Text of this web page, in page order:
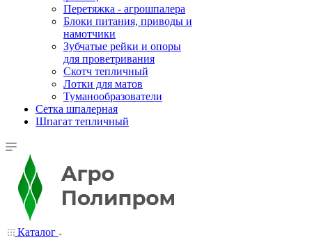
Перетяжка - агрошпалера
Блоки питания, приводы и
намотчики
Зубчатые рейки и опоры
для проветривания
Скотч тепличный
Лотки для матов
Туманообразователи
Сетка шпалерная
Шпагат тепличный
Каталог